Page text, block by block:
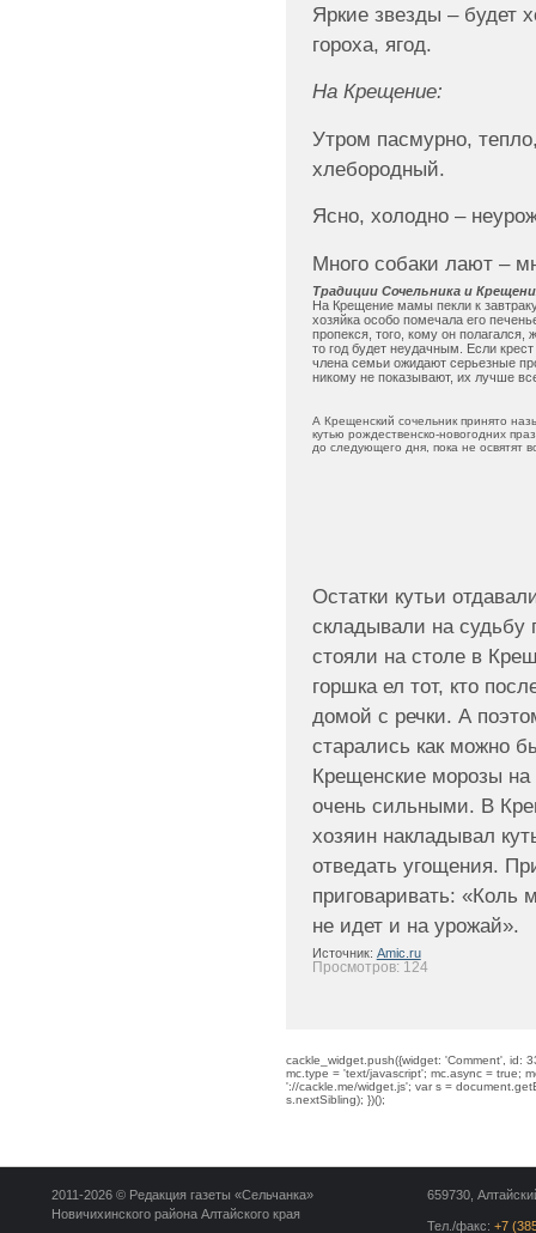
Яркие звезды – будет
гороха, ягод.
На Крещение:
Утром пасмурно,
хлебородный.
Ясно, холодно –
Много собаки лают –
Традиции Сочельника и
На Крещение мамы пекли к
хозяйка особо помечала его
пропекся, того, кому он полагался,
то год будет неудачным. Если
члена семьи ожидают серьезные
никому не показывают, их лучше
А Крещенский сочельник принято
кутью рождественско-новогодних
до следующего дня, пока не освятят
Остатки кутьи
складывали на судьбу
стояли на столе в
горшка ел тот, кто
домой с речки. А
старались как можно
Крещенские морозы
очень сильными. В
хозяин накладывал
отведать угощения.
приговаривать: «Коль
не идет и на урожай».
Источник: Amic.ru
Просмотров: 124
cackle_widget.push({widget: 'Comment', id:
mc.type = 'text/javascript'; mc.async = true;
'://cackle.me/widget.js'; var s =
s.nextSibling); })();
659730,
Тел./факс: +7
2011-2026 © Редакция газеты «Сельчанка»
Новичихинского района Алтайского края